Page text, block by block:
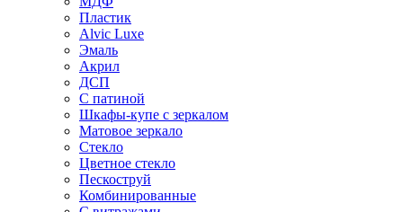
Пластик
Alvic Luxe
Эмаль
Акрил
ДСП
С патиной
Шкафы-купе с зеркалом
Матовое зеркало
Стекло
Цветное стекло
Пескоструй
Комбинированные